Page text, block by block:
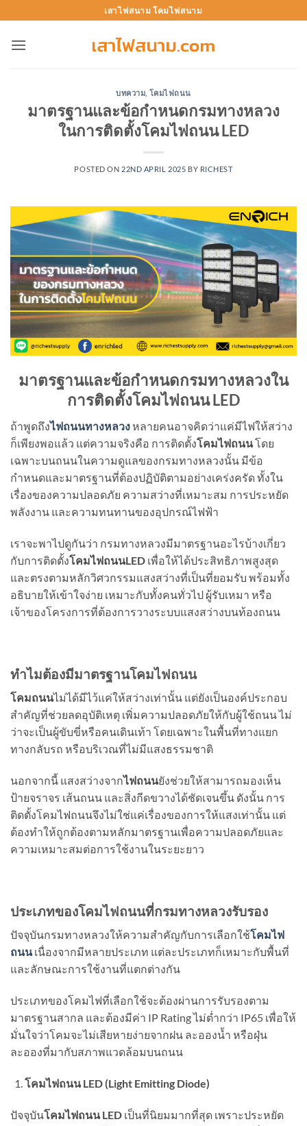
to
content
เสาไฟสนาม โคมไฟสนาม
บทความ โคมไฟถนน
มาตรฐานและข้อกำหนดกรมทางหลวง
ในการติดตั้งโคมไฟถนน LED
POSTED ON 22ND APRIL 2025 BY RICHEST
มาตรฐานและข้อกำหนดกรมทางหลวงใน
การติดตั้งโคมไฟถนน LED
ถ้าพูดถึงไฟถนนทางหลวงหลายคนอาจคิดว่าแค่มีไฟให้สว่าง
ก็เพียงพอแล้ว แต่ความจริงคือ การติดตั้งโคมไฟถนนโดย
เฉพาะบนถนนในความดูแลของกรมทางหลวงนั้น มีข้อ
กำหนดและมาตรฐานที่ต้องปฏิบัติตามอย่างเคร่งครัด ทั้งใน
เรื่องของความปลอดภัย ความสว่างที่เหมาะสม การประหยัด
พลังงาน และความทนทานของอุปกรณ์ไฟฟ้า
เราจะพาไปดูกันว่า กรมทางหลวงมีมาตรฐานอะไรบ้างเกี่ยว
กับการติดตั้งโคมไฟถนนLED เพื่อให้ได้ประสิทธิภาพสูงสุด
และตรงตามหลักวิศวกรรมแสงสว่างที่เป็นที่ยอมรับ พร้อมทั้ง
อธิบายให้เข้าใจง่าย เหมาะกับทั้งคนทั่วไป ผู้รับเหมา หรือ
เจ้าของโครงการที่ต้องการวางระบบแสงสว่างบนท้องถนน
ทำไมต้องมีมาตรฐานโคมไฟถนน
โคมถนนไม่ได้มีไว้แค่ให้สว่างเท่านั้น แต่ยังเป็นองค์ประกอบ
สำคัญที่ช่วยลดอุบัติเหตุ เพิ่มความปลอดภัยให้กับผู้ใช้ถนน ไม่
ว่าจะเป็นผู้ขับขี่หรือคนเดินเท้า โดยเฉพาะในพื้นที่ทางแยก
ทางกลับรถ หรือบริเวณที่ไม่มีแสงธรรมชาติ
นอกจากนี้ แสงสว่างจากไฟถนนยังช่วยให้สามารถมองเห็น
ป้ายจราจร เส้นถนน และสิ่งกีดขวางได้ชัดเจนขึ้น ดังนั้น การ
ติดตั้งโคมไฟถนนจึงไม่ใช่แค่เรื่องของการให้แสงเท่านั้น แต่
ต้องทำให้ถูกต้องตามหลักมาตรฐานเพื่อความปลอดภัยและ
ความเหมาะสมต่อการใช้งานในระยะยาว
ประเภทของโคมไฟถนนที่กรมทางหลวงรับรอง
ปัจจุบันกรมทางหลวงให้ความสำคัญกับการเลือกใช้โคมไฟ
ถนนเนื่องจากมีหลายประเภท แต่ละประเภทก็เหมาะกับพื้นที่
และลักษณะการใช้งานที่แตกต่างกัน
ประเภทของโคมไฟที่เลือกใช้จะต้องผ่านการรับรองตาม
มาตรฐานสากล และต้องมีค่า IP Rating ไม่ต่ำกว่า IP65 เพื่อให้
มั่นใจว่าโคมจะไม่เสียหายง่ายจากฝน ละอองน้ำ หรือฝุ่น
ละอองที่มากับสภาพแวดล้อมบนถนน
โคมไฟถนน LED (Light Emitting Diode)
ปัจจุบันโคมไฟถนนLED เป็นที่นิยมมากที่สุด เพราะประหยัด